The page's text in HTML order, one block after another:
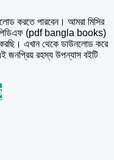
করতে পারবেন। আমরা মিসির
পিডিএফ (pdf bangla books)
এখান থেকে ডাউনলোড করে
জনপ্রিয় রহস্য উপন্যাস বইটি